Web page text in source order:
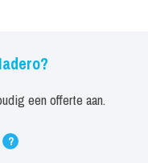
een offerte aan.
?